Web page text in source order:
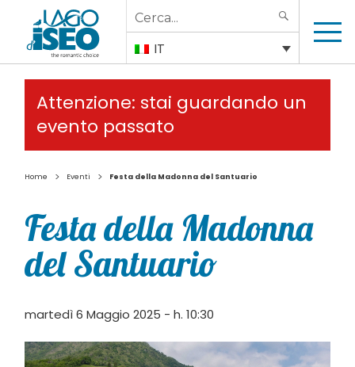
Search
for:
IT
Attenzione: stai guardando un
evento passato
Home > Eventi > Festa della Madonna del Santuario
Festa della Madonna
del Santuario
martedì 6 Maggio 2025 - h. 10:30